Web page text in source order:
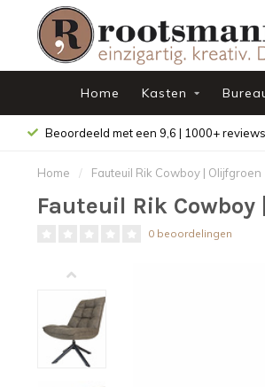
Home Kasten
Beoordeeld met een 9,6 | 1000+ reviews
Home / Fauteuil Rik Cowboy | Olijfgroen
Fauteuil Rik
0 beoordelingen